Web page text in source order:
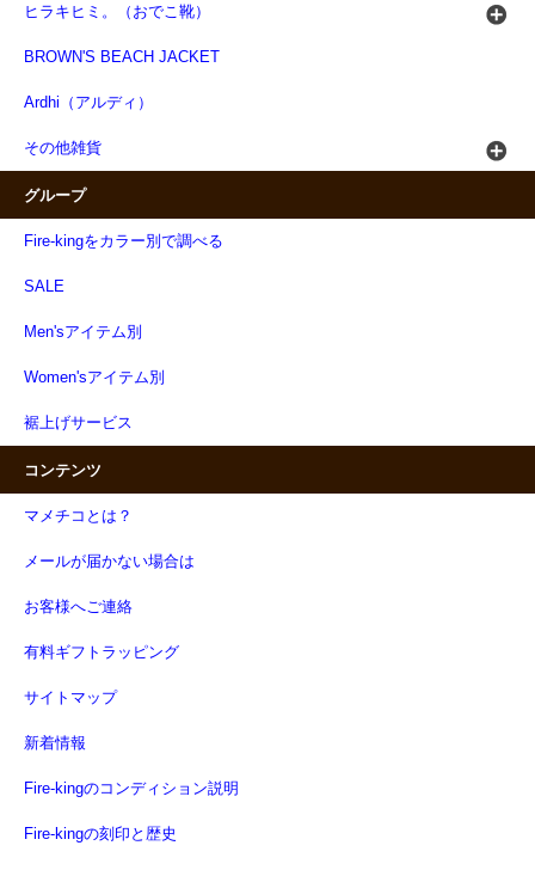
ヒラキヒミ。（おでこ靴）
BROWN'S BEACH JACKET
Ardhi（アルディ）
その他雑貨
グループ
Fire-kingをカラー別で調べる
SALE
Men'sアイテム別
Women'sアイテム別
裾上げサービス
コンテンツ
マメチコとは？
メールが届かない場合は
お客様へご連絡
有料ギフトラッピング
サイトマップ
新着情報
Fire-kingのコンディション説明
Fire-kingの刻印と歴史